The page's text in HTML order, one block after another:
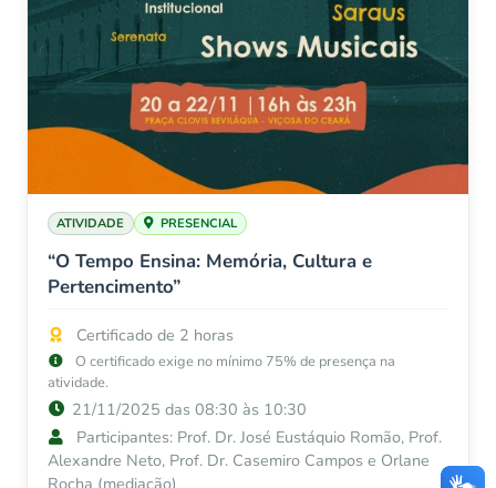
ATIVIDADE PRESENCIAL
“O Tempo Ensina: Memória, Cultura e
Pertencimento”
Certificado de 2 horas
O certificado exige no mínimo 75% de presença na
atividade.
21/11/2025 das 08:30 às 10:30
Participantes: Prof. Dr. José Eustáquio Romão, Prof.
Alexandre Neto, Prof. Dr. Casemiro Campos e Orlane